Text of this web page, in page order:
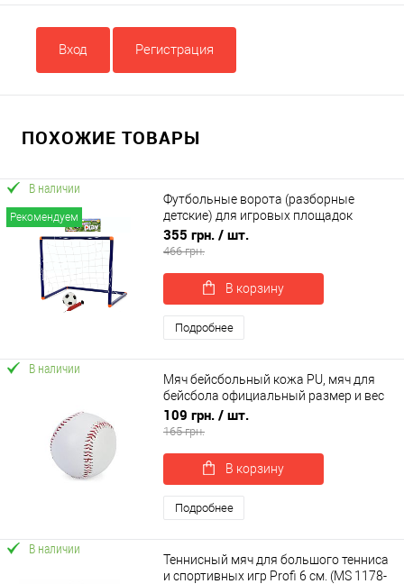
Вход Регистрация
ПОХОЖИЕ ТОВАРЫ
Рекомендуем
В наличии
Футбольные ворота (разборные
детские) для игровых площадок
переносные + футбольный мяч, насос
OSPORT (MR 0891)
355 грн. / шт.
466 грн.
В корзину
Подробнее
В наличии
Мяч бейсбольный кожа PU, мяч для
бейсбола официальный размер и вес
7.4см 145г OSPORT (MS 4638)
109 грн. / шт.
165 грн.
В корзину
Подробнее
В наличии
Теннисный мяч для большого тенниса
и спортивных игр Profi 6 см. (MS 1178-